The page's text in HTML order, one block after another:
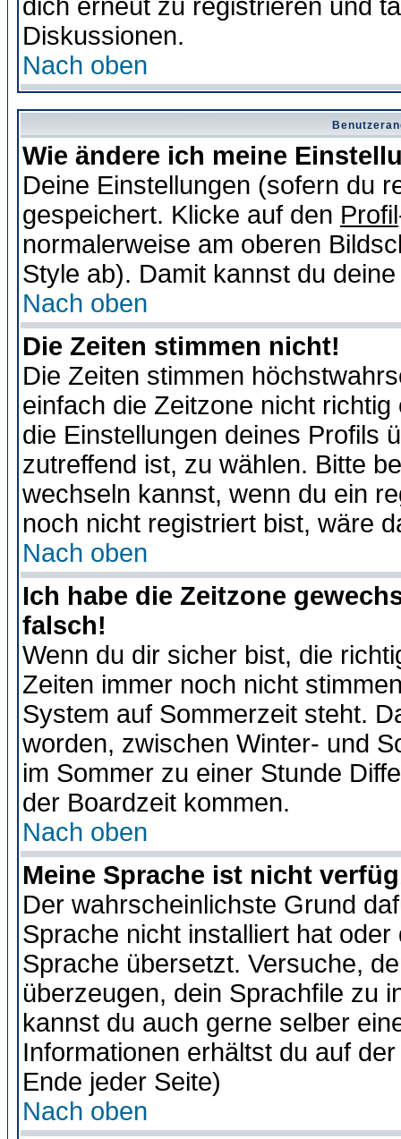
dich erneut zu registrieren und
Diskussionen.
Nach oben
Wie ändere ich meine
Deine Einstellungen (sofern du
gespeichert. Klicke auf den Profil
normalerweise am oberen
Style ab). Damit kannst du
Nach oben
Die Zeiten stimmen nicht!
Die Zeiten stimmen
einfach die Zeitzone nicht
die Einstellungen deines Profils
zutreffend ist, zu wählen. Bitte
wechseln kannst, wenn du ein
noch nicht registriert bist, wäre
Nach oben
Ich habe die Zeitzone
falsch!
Wenn du dir sicher bist, die
Zeiten immer noch nicht
System auf Sommerzeit steht.
worden, zwischen Winter- und
im Sommer zu einer Stunde
der Boardzeit kommen.
Nach oben
Meine Sprache ist nicht
Der wahrscheinlichste Grund
Sprache nicht installiert hat
Sprache übersetzt. Versuche,
überzeugen, dein Sprachfile zu
kannst du auch gerne selber
Informationen erhältst du auf
Ende jeder Seite)
Nach oben